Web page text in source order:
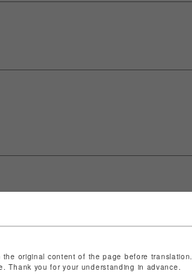
SHOP TOP
original content of the page before translation.
Thank you for your understanding in advance.